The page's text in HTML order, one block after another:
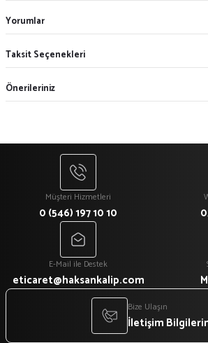
Yorumlar
Taksit Seçenekleri
Önerileriniz
Müşteri Hizmetleri
0 (546) 197 10 10
E-Mail ile Destek
eticaret@haksankalip.com
Bize Ulaşın
İletişim